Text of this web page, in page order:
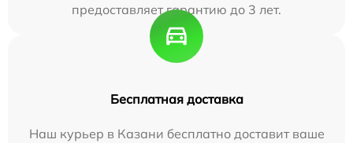
предоставляет гарантию до 3 лет.
Бесплатная доставка
Наш курьер в Казани бесплатно доставит ваше